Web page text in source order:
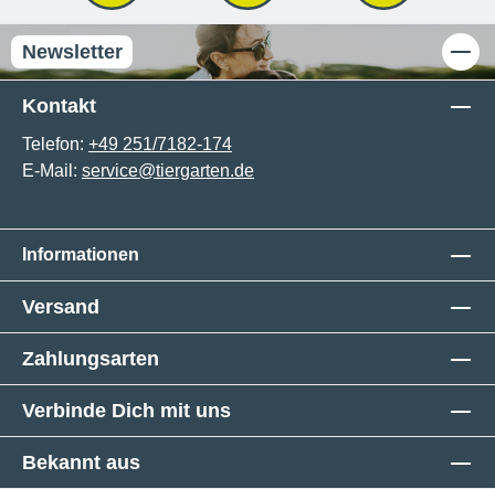
Newsletter
Kontakt
Telefon: +49 251/7182-174
E-Mail: service@tiergarten.de
Informationen
Versand
Zahlungsarten
Verbinde Dich mit uns
Bekannt aus